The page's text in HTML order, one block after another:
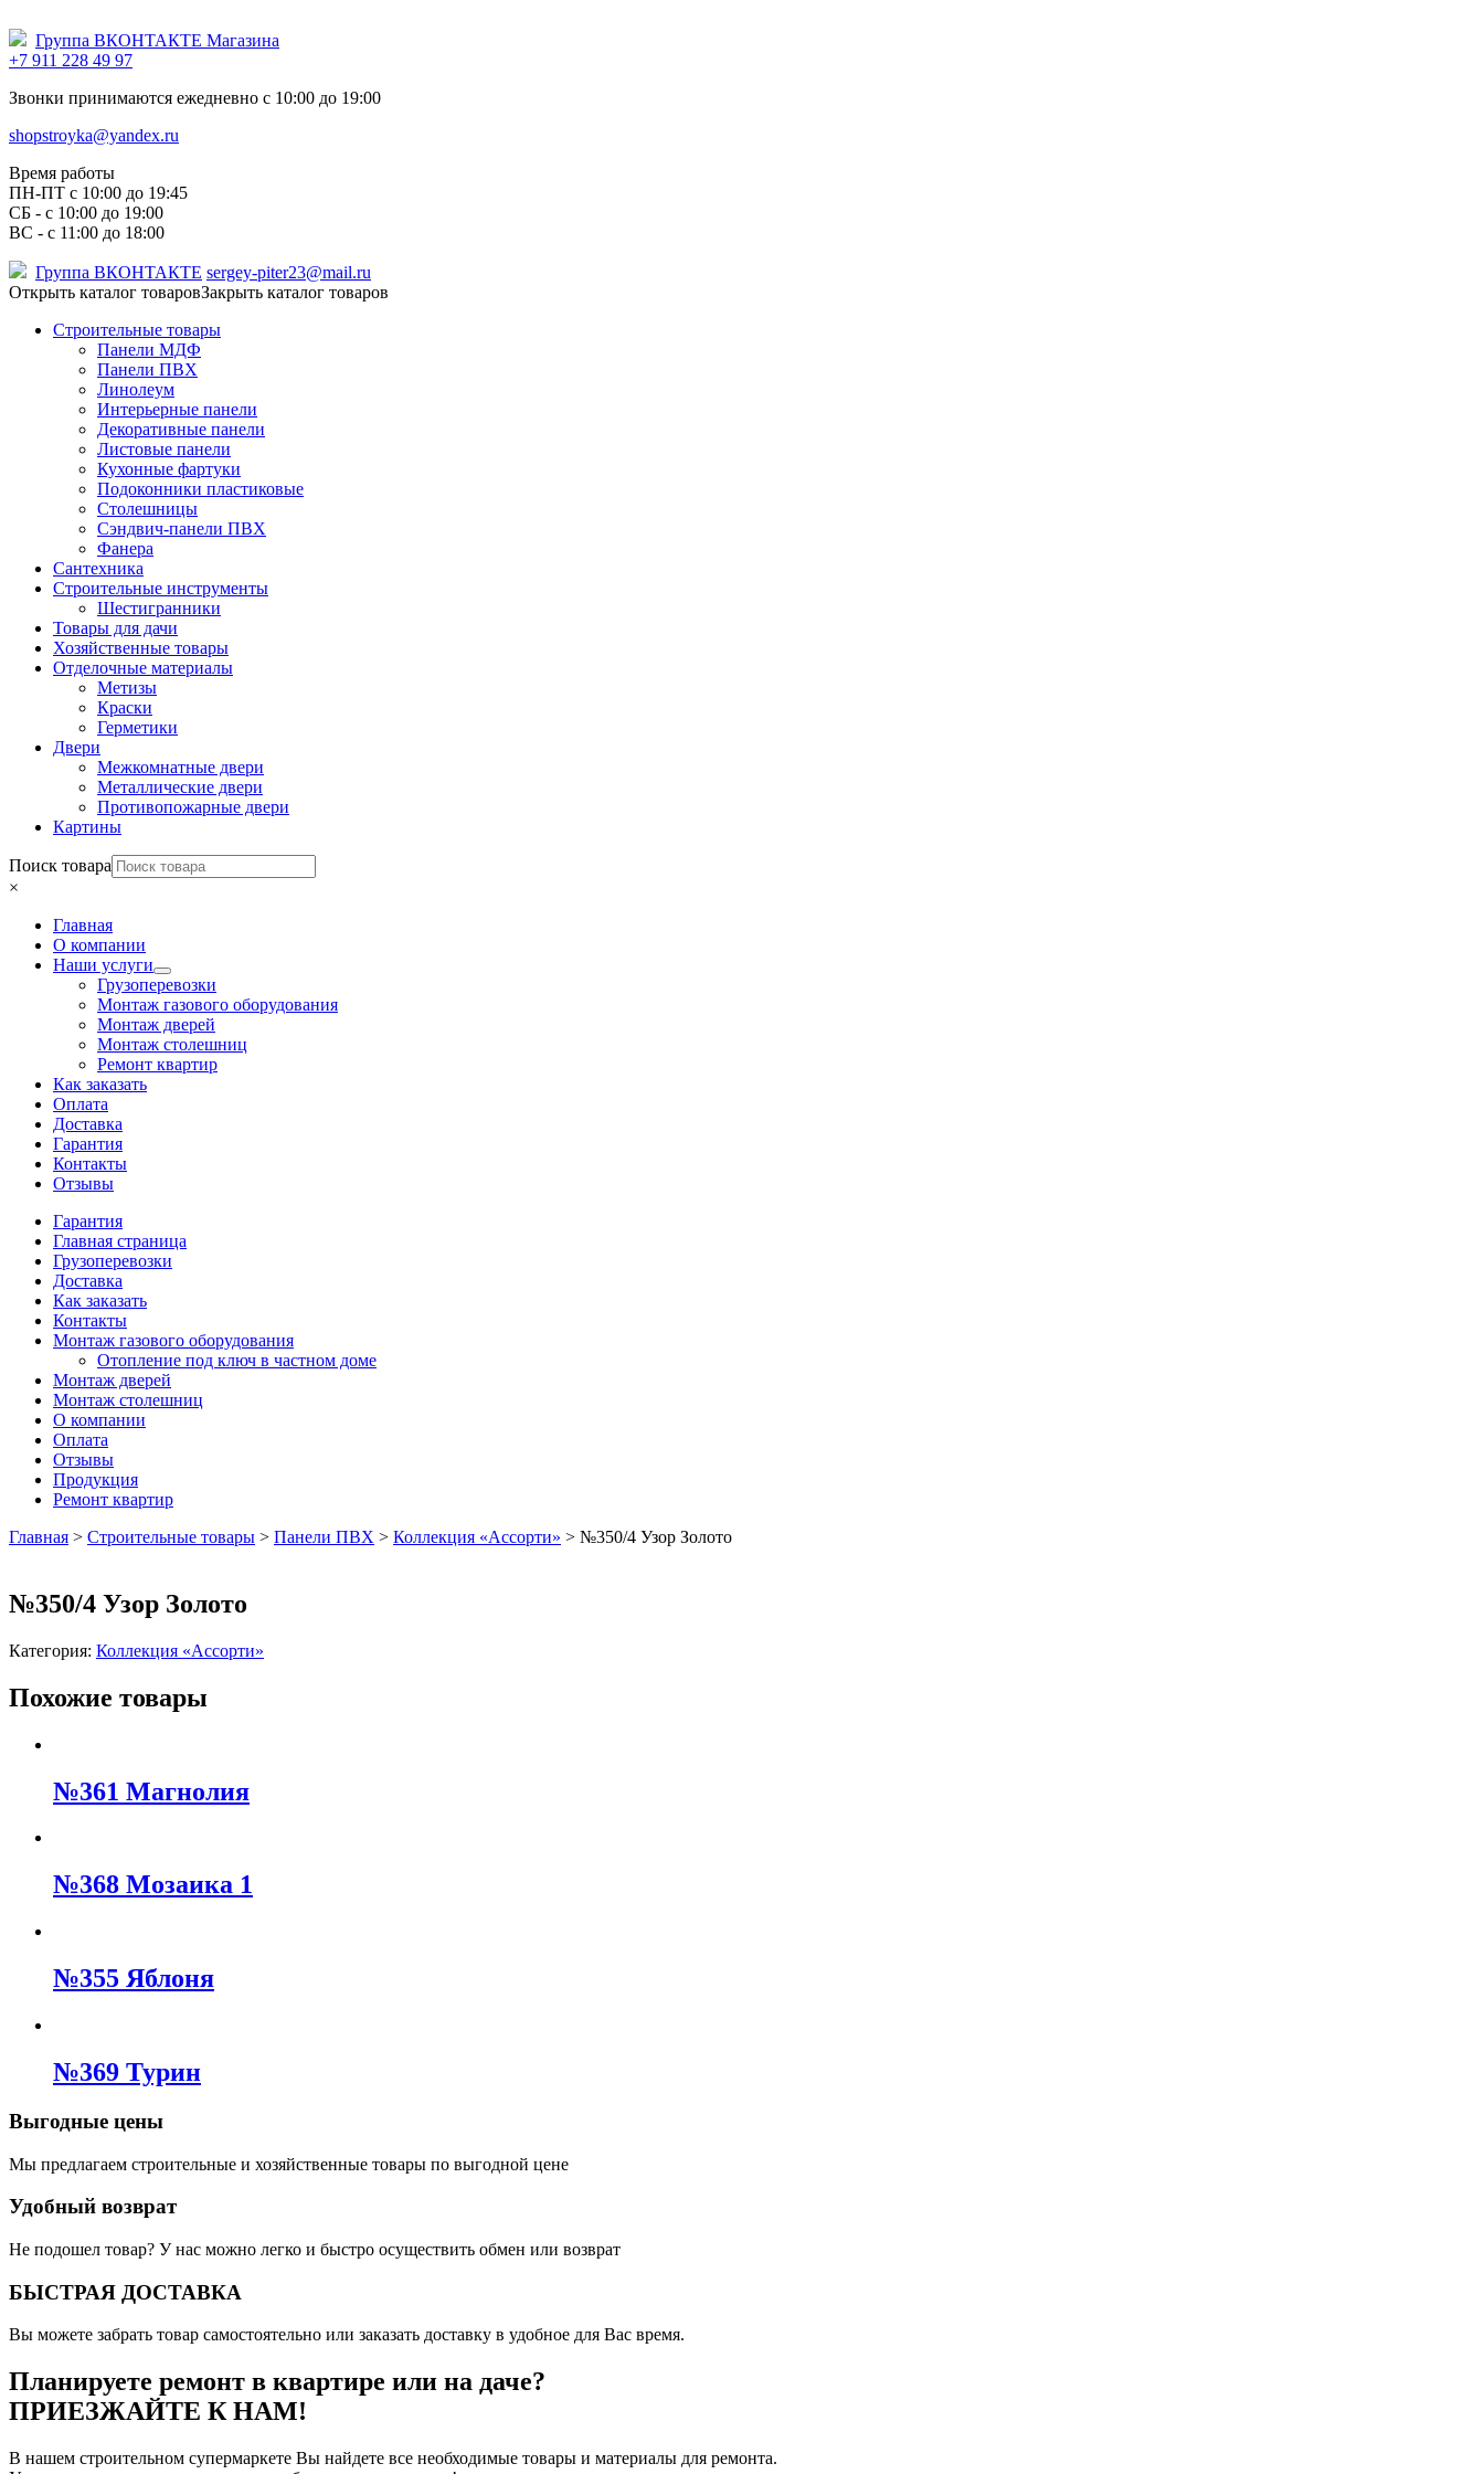
Группа ВКОНТАКТЕ Магазина
+7 911 228 49 97
Звонки принимаются ежедневно с 10:00 до 19:00
shopstroyka@yandex.ru
Время работы
ПН-ПТ c 10:00 до 19:45
СБ - с 10:00 до 19:00
ВС - с 11:00 до 18:00
Группа ВКОНТАКТЕ sergey-piter23@mail.ru
Открыть каталог товаровЗакрыть каталог товаров
Строительные товары
Панели МДФ
Панели ПВХ
Линолеум
Интерьерные панели
Декоративные панели
Листовые панели
Кухонные фартуки
Подоконники пластиковые
Столешницы
Сэндвич-панели ПВХ
Фанера
Сантехника
Строительные инструменты
Шестигранники
Товары для дачи
Хозяйственные товары
Отделочные материалы
Метизы
Краски
Герметики
Двери
Межкомнатные двери
Металлические двери
Противопожарные двери
Картины
Поиск товара
×
Главная
О компании
Наши услуги
Грузоперевозки
Монтаж газового оборудования
Монтаж дверей
Монтаж столешниц
Ремонт квартир
Как заказать
Оплата
Доставка
Гарантия
Контакты
Отзывы
Гарантия
Главная страница
Грузоперевозки
Доставка
Как заказать
Контакты
Монтаж газового оборудования
Отопление под ключ в частном доме
Монтаж дверей
Монтаж столешниц
О компании
Оплата
Отзывы
Продукция
Ремонт квартир
Главная > Строительные товары > Панели ПВХ > Коллекция «Ассорти» > №350/4 Узор Золото
№350/4 Узор Золото
Категория: Коллекция «Ассорти»
Похожие товары
№361 Магнолия
№368 Мозаика 1
№355 Яблоня
№369 Турин
Выгодные цены
Мы предлагаем строительные и хозяйственные товары по выгодной цене
Удобный возврат
Не подошел товар? У нас можно легко и быстро осуществить обмен или возврат
БЫСТРАЯ ДОСТАВКА
Вы можете забрать товар самостоятельно или заказать доставку в удобное для Вас время.
Планируете ремонт в квартире или на даче?
ПРИЕЗЖАЙТЕ К НАМ!
В нашем строительном супермаркете Вы найдете все необходимые товары и материалы для ремонта.